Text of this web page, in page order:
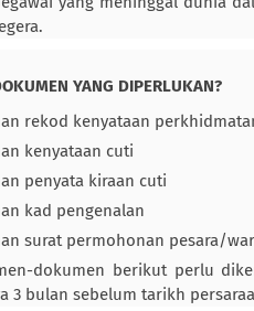
YANG DIPERLUKAN?
rekod kenyataan
kenyataan cuti
penyata kiraan cuti
kad pengenalan
surat permohonan pesara/
dokumen berikut perlu
3 bulan sebelum tarikh